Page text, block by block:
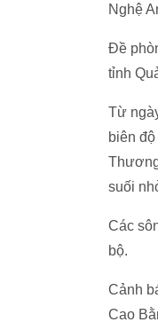
Nghệ
Đề
tỉnh
Từ
biên
suối
Các
bộ.
Cảnh
Cao